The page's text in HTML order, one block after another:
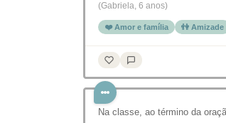
(Gabriela, 6 anos)
❤️ Amor e família 👫 Amizade
Na classe, ao término da